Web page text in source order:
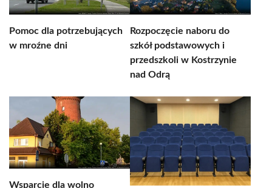
Pomoc dla potrzebujących
w mroźne dni
Rozpoczęcie naboru do
szkół podstawowych i
przedszkoli w Kostrzynie
nad Odrą
Wsparcie dla wolno